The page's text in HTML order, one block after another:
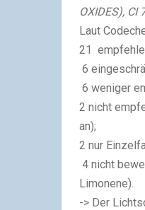
OXIDES), CI
Laut
21
6
6 weniger
2 nicht
an);
2 nur
4 nicht
Limonene).
-> Der